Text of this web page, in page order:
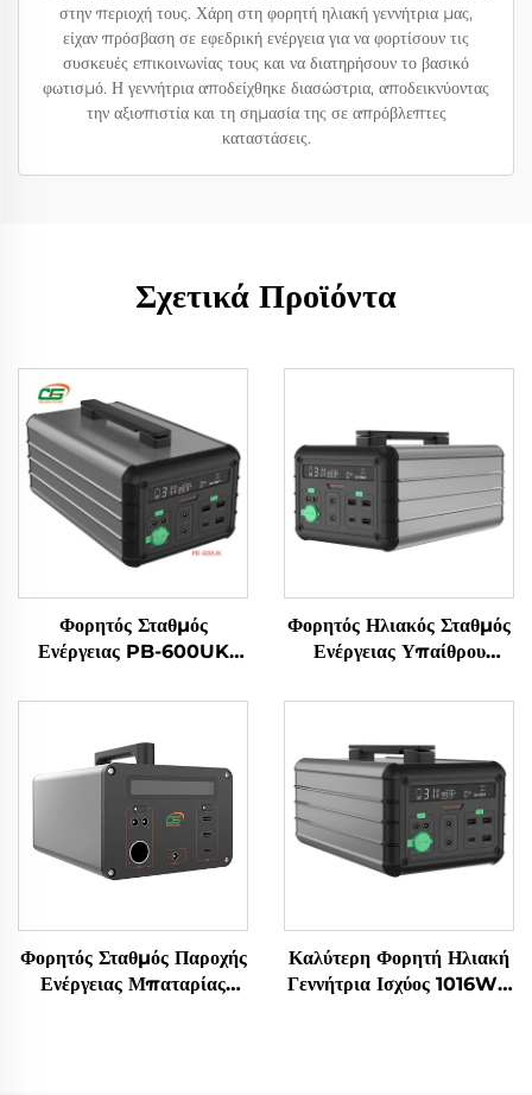
στην περιοχή τους. Χάρη στη φορητή ηλιακή γεννήτρια μας,
είχαν πρόσβαση σε εφεδρική ενέργεια για να φορτίσουν τις
συσκευές επικοινωνίας τους και να διατηρήσουν το βασικό
φωτισμό. Η γεννήτρια αποδείχθηκε διασώστρια, αποδεικνύοντας
την αξιοπιστία και τη σημασία της σε απρόβλεπτες
καταστάσεις.
Σχετικά Προϊόντα
Φορητός Σταθμός
Ενέργειας PB-600UK
Μπαταρίες Λιθίου Ιόντων
Φορητός Ηλιακός Σταθμός
Ενέργειας Υπαίθρου
LiFePO4
Φορητός Σταθμός Παροχής
Ενέργειας Μπαταρίας
Καλύτερη Φορητή Ηλιακή
Γεννήτρια Ισχύος 1016Wh